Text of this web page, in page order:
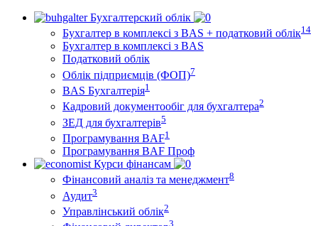
Бухгалтерский облік
Бухгалтер в комплексі з BAS + податковий облік14
Бухгалтер в комплексі з BAS
Податковий облік
Облік підприємців (ФОП)7
BAS Бухгалтерія1
Кадровий документообіг для бухгалтера2
ЗЕД для бухгалтерів5
Програмування BAF1
Програмування BAF Проф
Курси фінансам
Фінансовий аналіз та менеджмент8
Аудит3
Управлінський облік2
3